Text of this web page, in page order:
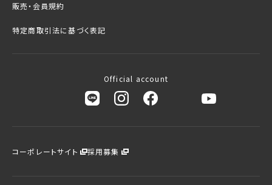
販売・会員規約
特定商取引法に基づく表記
Official account
コーポレートサイト 採用募集